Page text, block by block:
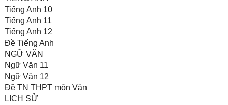
Tiếng Anh 10
Tiếng Anh 11
Tiếng Anh 12
Đề Tiếng Anh
NGỮ VĂN
Ngữ Văn 11
Ngữ Văn 12
Đề TN THPT môn Văn
LỊCH SỬ